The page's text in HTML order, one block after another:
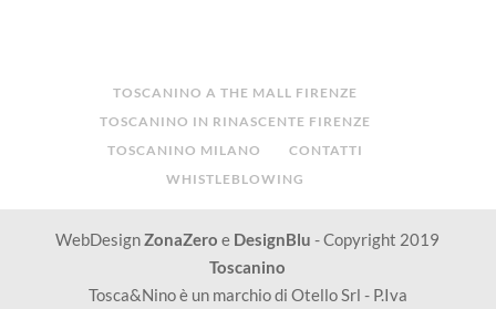
TOSCANINO A THE MALL FIRENZE
TOSCANINO IN RINASCENTE FIRENZE
TOSCANINO MILANO
CONTATTI
WHISTLEBLOWING
WebDesignZonaZero e DesignBlu - Copyright 2019
Toscanino
Tosca&Nino è un marchio di Otello Srl - P.Iva